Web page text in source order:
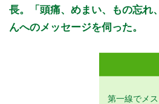
長。「頭痛、めまい、もの忘れ
んへのメッセージを伺った。
第一線でメ